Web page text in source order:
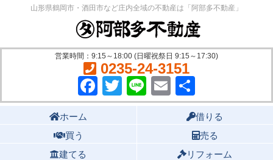
山形県鶴岡市・酒田市など庄内全域の不動産は「阿部多不動産」
営業時間：9:15～18:00 (日曜祝祭日 9:15～17:30)
0235-24-3151
Facebook
Twitter
LineEmail
有
ホーム
借りる
買う
売る
建てる
リフォーム